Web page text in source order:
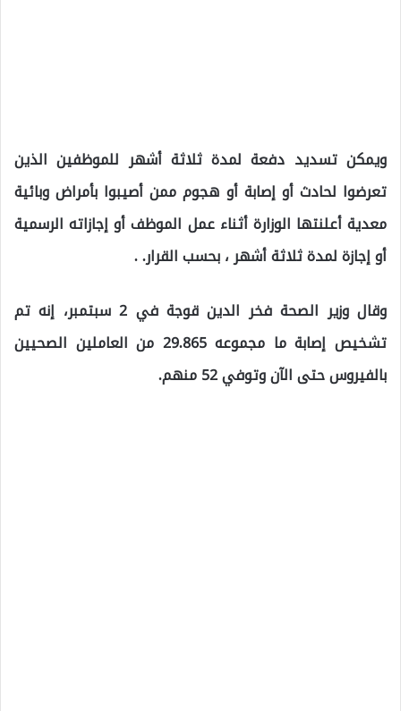
ويمكن تسديد دفعة لمدة ثلاثة أشهر للموظفين الذين
تعرضوا لحادث أو إصابة أو هجوم ممن أصيبوا بأمراض وبائية
معدية أعلنتها الوزارة أثناء عمل الموظف أو إجازاته الرسمية
أو إجازة لمدة ثلاثة أشهر ، بحسب القرار. .
وقال وزير الصحة فخر الدين قوجة في 2 سبتمبر، إنه تم
تشخيص إصابة ما مجموعه 29.865 من العاملين الصحيين
بالفيروس حتى الآن وتوفي 52 منهم.